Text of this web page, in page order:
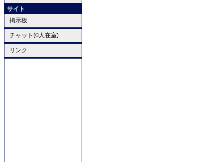
サイト
掲示板
チャット(0人在室)
リンク